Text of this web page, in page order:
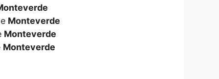
Monteverde
Monteverde
Monteverde